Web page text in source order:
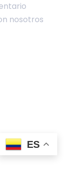
ES
nosotros